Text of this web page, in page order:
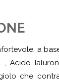
a
, Acido
che